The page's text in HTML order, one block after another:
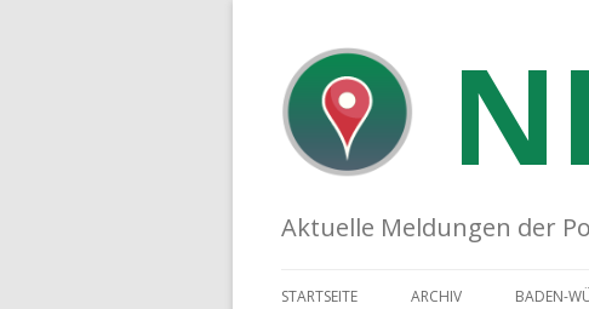
Aktuelle Meldungen der
STARTSEITE ARCHIV BADEN-